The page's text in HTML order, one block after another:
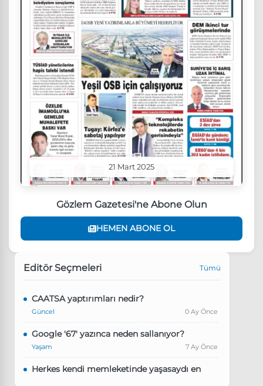
21 Mart 2025
Gözlem Gazetesi'ne Abone Olun
HEMEN ABONE OL
Editör Seçmeleri Tümü
CAATSA yaptırımları nedir?
Güncel 0 Ay Önce
Google '67' yazınca neden sallanıyor?
Yaşam 7 Ay Önce
Herkes kendi memleketinde yaşasaydı en